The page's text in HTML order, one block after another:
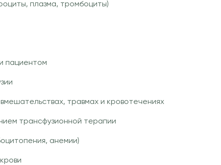
плазма, тромбоциты)
пациентом
травмах и кровотечениях
трансфузионной терапии
анемии)